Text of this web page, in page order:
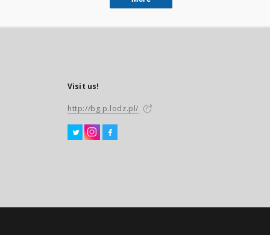
Visit us!
http://bg.p.lodz.pl/